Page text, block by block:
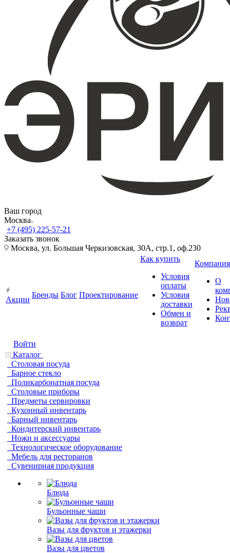
Ваш город
Москва
+7 (495) 225-57-21
Заказать звонок
Москва, ул. Большая Черкизовская, 30А, стр.1, оф.230
Акции
Бренды Блог Проектирование
Как купить
Условия
оплаты
Условия
доставки
Обмен и
возврат
Компания
О
Войти
Каталог
Столовая посуда
Барное стекло
Поликарбонатная посуда
Столовые приборы
Предметы сервировки
Кухонный инвентарь
Барный инвентарь
Кондитерский инвентарь
Ножи и аксессуары
Технологическое оборудование
Мебель для ресторанов
Сувенирная продукция
Блюда
Бульонные чаши
Вазы для фруктов и этажерки
Вазы для цветов